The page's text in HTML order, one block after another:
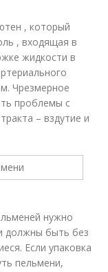
, который
, входящая в
жидкости в
Чрезмерное
проблемы с
– вздутие и
нужно
должны быть без
Если упаковка
пельмени,